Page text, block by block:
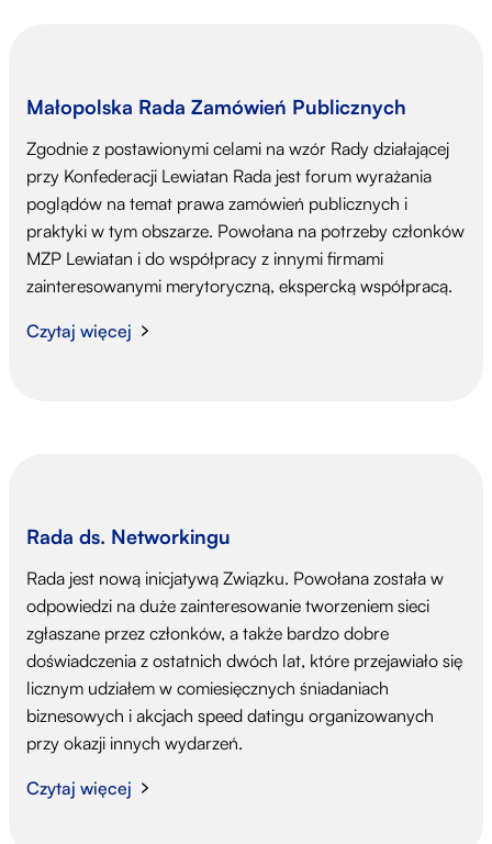
Małopolska Rada Zamówień Publicznych
Zgodnie z postawionymi celami na wzór Rady działającej
przy Konfederacji Lewiatan Rada jest forum wyrażania
poglądów na temat prawa zamówień publicznych i
praktyki w tym obszarze. Powołana na potrzeby członków
MZP Lewiatan i do współpracy z innymi firmami
zainteresowanymi merytoryczną, ekspercką współpracą.
Czytaj więcej
Rada ds. Networkingu
Rada jest nową inicjatywą Związku. Powołana została w
odpowiedzi na duże zainteresowanie tworzeniem sieci
zgłaszane przez członków, a także bardzo dobre
doświadczenia z ostatnich dwóch lat, które przejawiało się
licznym udziałem w comiesięcznych śniadaniach
biznesowych i akcjach speed datingu organizowanych
przy okazji innych wydarzeń.
Czytaj więcej